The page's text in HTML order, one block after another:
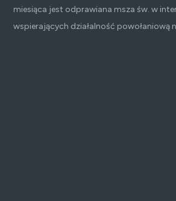
miesiąca jest odprawiana msza św. w
wspierających działalność powołaniową